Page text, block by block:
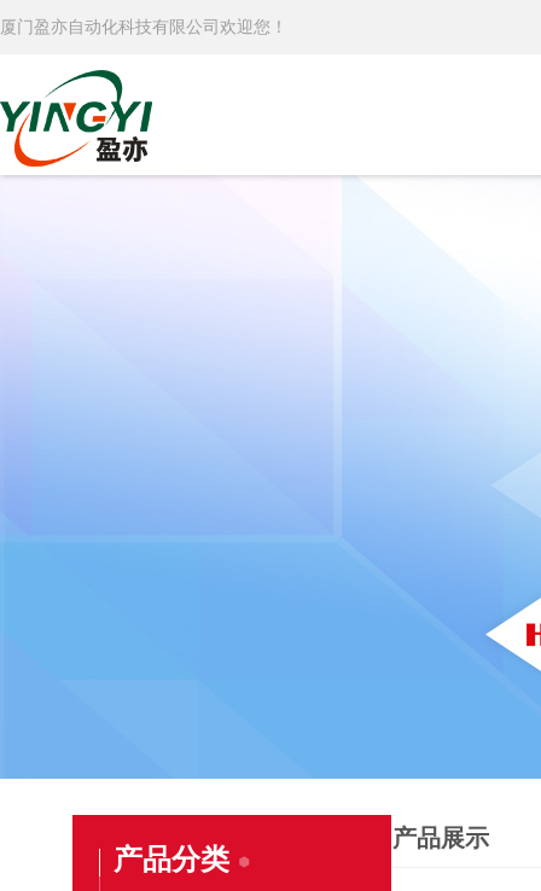
厦门盈亦自动化科技有限公司欢迎您！
产品分类
产品展示